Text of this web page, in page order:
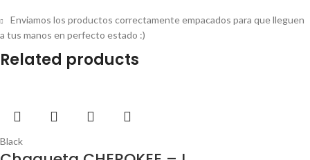
Enviamos los productos correctamente empacados para que lleguen
a tus manos en perfecto estado :)
Related products
Black